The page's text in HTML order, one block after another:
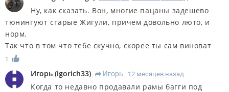
Ну, как сказать. Вон, многие пацаны задешево
тюнингуют старые Жигули, причем довольно люто, и
норм.
Так что в том что тебе скучно, скорее ты сам виноват
1
Игорь (igorich33) R Игорь 12 месяцев назад
Когда то недавно продавали рамы багги под